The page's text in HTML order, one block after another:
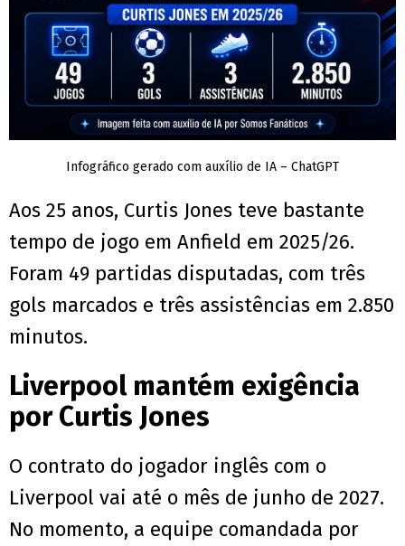
Infográfico gerado com auxílio de IA – ChatGPT
Aos 25 anos, Curtis Jones teve bastante
tempo de jogo em Anfield em 2025/26.
Foram 49 partidas disputadas, com três
gols marcados e três assistências em 2.850
minutos.
Liverpool mantém exigência
por Curtis Jones
O contrato do jogador inglês com o
Liverpool vai até o mês de junho de 2027.
No momento, a equipe comandada por